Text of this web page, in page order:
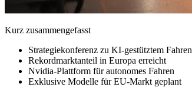
Kurz zusammengefasst
Strategiekonferenz zu KI-gestütztem Fahren
Rekordmarktanteil in Europa erreicht
Nvidia-Plattform für autonomes Fahren
Exklusive Modelle für EU-Markt geplant